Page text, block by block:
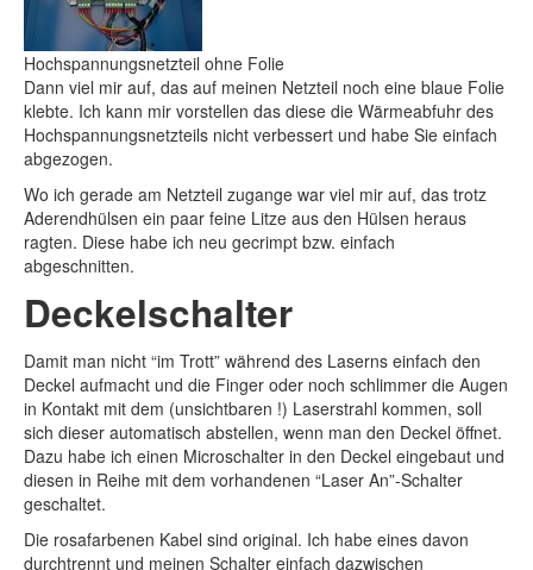
Hochspannungsnetzteil ohne Folie
Dann viel mir auf, das auf meinen Netzteil noch eine blaue Folie
klebte. Ich kann mir vorstellen das diese die Wärmeabfuhr des
Hochspannungsnetzteils nicht verbessert und habe Sie einfach
abgezogen.
Wo ich gerade am Netzteil zugange war viel mir auf, das trotz
Aderendhülsen ein paar feine Litze aus den Hülsen heraus
ragten. Diese habe ich neu gecrimpt bzw. einfach
abgeschnitten.
Deckelschalter
Damit man nicht “im Trott” während des Laserns einfach den
Deckel aufmacht und die Finger oder noch schlimmer die Augen
in Kontakt mit dem (unsichtbaren !) Laserstrahl kommen, soll
sich dieser automatisch abstellen, wenn man den Deckel öffnet.
Dazu habe ich einen Microschalter in den Deckel eingebaut und
diesen in Reihe mit dem vorhandenen “Laser An”-Schalter
geschaltet.
Die rosafarbenen Kabel sind original. Ich habe eines davon
durchtrennt und meinen Schalter einfach dazwischen